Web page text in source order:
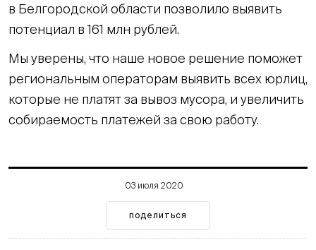
в Белгородской области позволило выявить
потенциал в 161 млн рублей.
Мы уверены, что наше новое решение поможет
региональным операторам выявить всех юрлиц,
которые не платят за вывоз мусора, и увеличить
собираемость платежей за свою работу.
03 июля 2020
поделиться